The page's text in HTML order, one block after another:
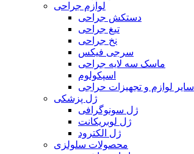
لوازم جراحی
دستکش جراحی
تیغ جراحی
نخ جراحی
سرجی فیکس
ماسک سه لایه جراحی
اسپکولوم
سایر لوازم و تجهیزات حراجی
ژل پزشکی
ژل سونوگرافی
ژل لوبریکانت
ژل الکترود
محصولات سلولزی